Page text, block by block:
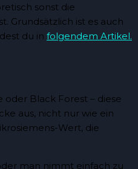
sonst die
Grundsätzlich ist es auch
du in folgendem Artikel.
oder Black Forest – diese
aus, nicht nur wie ein
Wert, die
man nimmt einfach zu